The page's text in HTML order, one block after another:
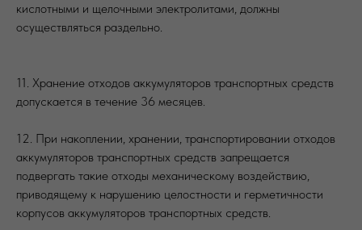
кислотными и щелочными электролитами, должны
осуществляться раздельно.
11. Хранение отходов аккумуляторов транспортных средств
допускается в течение 36 месяцев.
12. При накоплении, хранении, транспортировании отходов
аккумуляторов транспортных средств запрещается
подвергать такие отходы механическому воздействию,
приводящему к нарушению целостности и герметичности
корпусов аккумуляторов транспортных средств.